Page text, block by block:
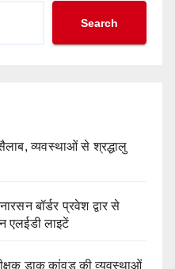
Search
व्यवस्थाओं से श्रद्धालु
बॉर्डर प्रवेश द्वार से
एलईडी लाइटें
डाक कांवड़ की व्यवस्थाओं